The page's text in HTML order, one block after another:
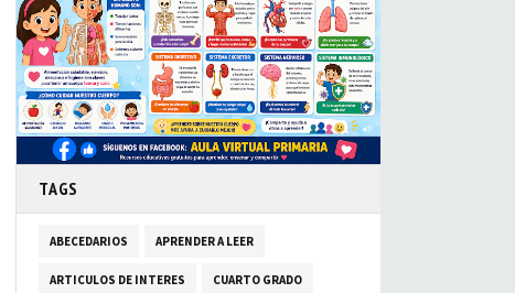
TAGS
ABECEDARIOS APRENDER A LEER
ARTICULOS DE INTERES CUARTO GRADO